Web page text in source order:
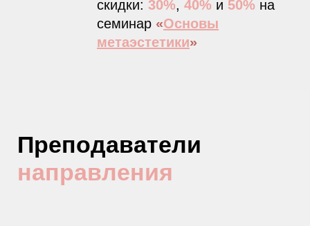
скидки: 30%, 40% и 50% на
семинар «Основы
метаэстетики»
Преподаватели
направления